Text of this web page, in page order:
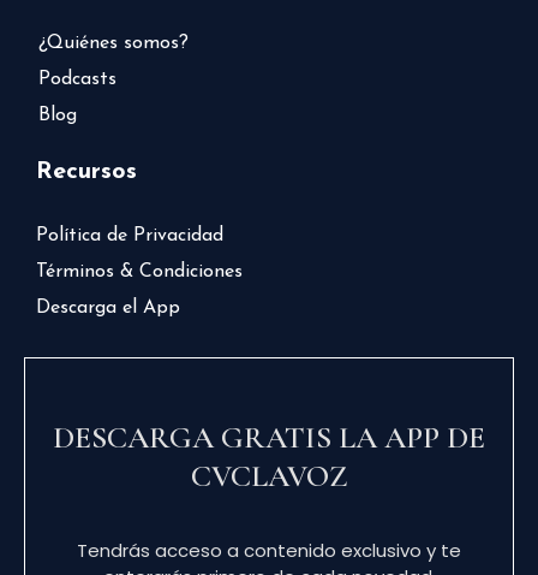
¿Quiénes somos?
Podcasts
Blog
Recursos
Política de Privacidad
Términos & Condiciones
Descarga el App
DESCARGA GRATIS LA APP DE
CVCLAVOZ
Tendrás acceso a contenido exclusivo y te